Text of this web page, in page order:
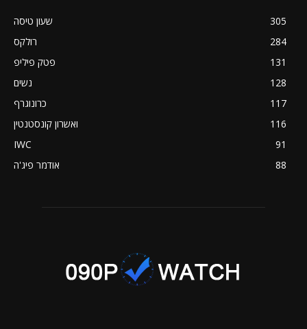
שעון טיסה
305
רולקס
284
פטק פיליפ
131
נשים
128
כרונוגרף
117
ואשרון קונסטנטין
116
IWC
91
אודמר פיג'ה
88